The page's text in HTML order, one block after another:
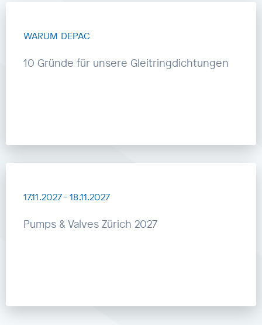
WARUM DEPAC
10 Gründe für unsere Gleitringdichtungen
17.11.2027-18.11.2027
Pumps & Valves Zürich 2027